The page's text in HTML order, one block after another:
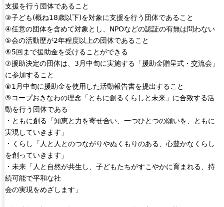
支援を行う団体であること
③子ども(概ね18歳以下)を対象に支援を行う団体であること
④任意の団体を含めて対象とし、NPOなどの認証の有無は問わない
⑤会の活動歴が2年程度以上の団体であること
⑥5回まで援助金を受けることができる
⑦援助決定の団体は、3月中旬に実施する「援助金贈呈式・交流会」
に参加すること
⑧1月中旬に援助金を使用した活動報告書を提出すること
⑨コープおきなわの理念「ともに創るくらしと未来」に合致する活
動を行う団体である
・ともに創る「知恵と力を寄せ合い、一つひとつの願いを、ともに
実現していきます」
・くらし「人と人とのつながりやぬくもりのある、心豊かなくらし
を創っていきます」
・未来「人と自然が共生し、子どもたちがすこやかに育まれる、持
続可能で平和な社
会の実現をめざします」